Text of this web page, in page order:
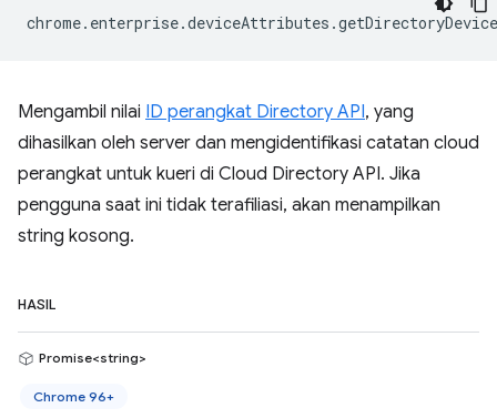
chrome. enterprise.deviceAttributes .
Mengambil nilai ID perangkat Directory API, yang
dihasilkan oleh server dan mengidentifikasi catatan cloud
perangkat untuk kueri di Cloud Directory API. Jika
pengguna saat ini tidak terafiliasi, akan menampilkan
string kosong.
HASIL
Promise<string>
Chrome 96+